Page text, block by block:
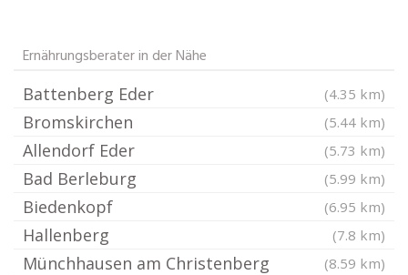
Ernährungsberater in der Nähe
Battenberg Eder (4.35 km)
Bromskirchen (5.44 km)
Allendorf Eder (5.73 km)
Bad Berleburg (5.99 km)
Biedenkopf (6.95 km)
Hallenberg (7.8 km)
Münchhausen am Christenberg (8.59 km)